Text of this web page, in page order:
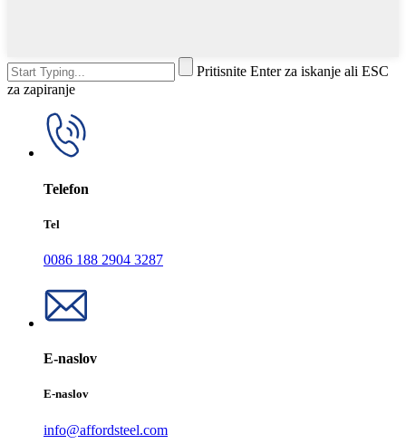
Pritisnite Enter za iskanje ali ESC
za zapiranje
Telefon
Tel
0086 188 2904 3287
E-naslov
E-naslov
info@affordsteel.com